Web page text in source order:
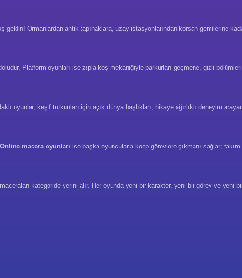
geldin! Ormanlardan antik tapınaklara, uzay istasyonlarından korsan gemilerine
Platform oyunları ise zıpla-koş mekaniğiyle parkurları geçmene, gizli
oyunlar, keşif tutkunları için açık dünya başlıkları, hikaye ağırlıklı deneyim
Online macera oyunları ise başka oyuncularla koop görevlere çıkmanı sağlar;
kategoride yerini alır. Her oyunda yeni bir karakter, yeni bir görev ve yeni